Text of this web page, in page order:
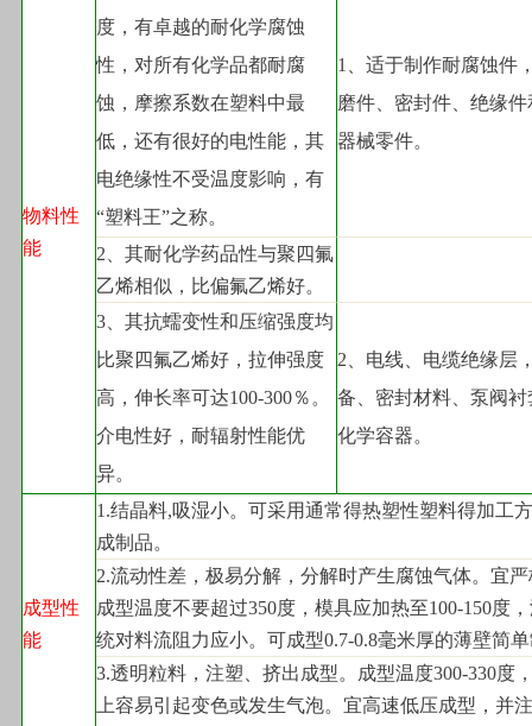
物料性
能
度，有卓越的耐化学腐蚀
性，对所有化学品都耐腐
蚀，摩擦系数在塑料中最
低，还有很好的电性能，其
电绝缘性不受温度影响，有
“塑料王”之称。
1
、适于制作耐腐蚀件
磨件、密封件、绝缘
器械零件。
2 、其耐化学药品性与聚四氟
乙烯相似，比偏氟乙烯好。
3 、其抗蠕变性和压缩强度均
比聚四氟乙烯好，拉伸强度
高，伸长率可达100-300％。
介电性好，耐辐射性能优
异。
2 、电线、电缆绝缘层
备、密封材料、泵阀衬
化学容器。
成型性
能
1.结晶料,吸湿小。可采用通常得热塑性塑料得加工
成制品。
2.流动性差，极易分解，分解时产生腐蚀气体。宜
成型温度不要超过350度，模具应加热至100-150度
统对料流阻力应小。可成型0.7-0.8毫米厚的薄壁简
3.透明粒料，注塑、挤出成型。成型温度300-330度
上容易引起变色或发生气泡。宜高速低压成型，并